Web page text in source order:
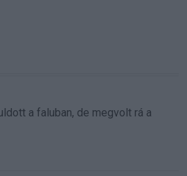
a faluban, de megvolt rá a